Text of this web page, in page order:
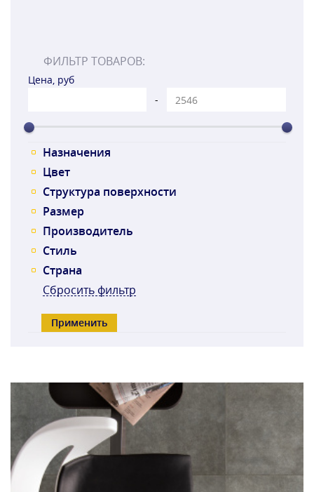
ФИЛЬТР ТОВАРОВ:
Цена, руб
-
Назначения
Цвет
Структура поверхности
Размер
Производитель
Стиль
Страна
Сбросить фильтр